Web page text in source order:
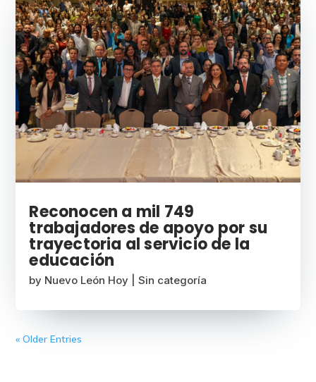
Reconocen a mil 749
trabajadores de apoyo por su
trayectoria al servicio de la
educación
by Nuevo León Hoy |Sin categoría
« Older Entries